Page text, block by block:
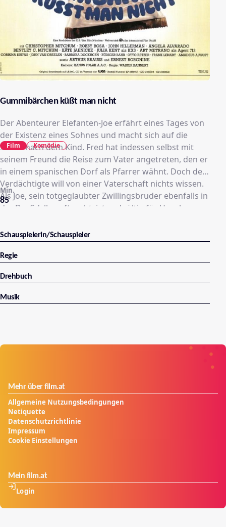
Gummibärchen küßt man nicht
Der Abenteurer Elefanten-Joe erfährt eines Tages von
der Existenz eines Sohnes und macht sich auf die
Suche nach dem Kind. Fred hat indessen selbst mit
seinem Freund die Reise zum Vater angetreten, den er
in einem spanischen Dorf als Pfarrer wähnt. Doch der
Verdächtigte will von einer Vaterschaft nichts wissen.
Als Joe, sein totgeglaubter Zwillingsbruder ebenfalls in
der Dorfidylle auftaucht, ist endgültig für Unruhe
Dokumentenschmuggler an, die ihn gründlich aufs
Glatteis führen. Schließlich findet der Sohn den Vater
und die folgenschwere Verwechslung klärt sich auf.
85
Min.
Film Komödie
Schauspielerin/Schauspieler
Regie
Drehbuch
Musik
Mehr über film.at
Allgemeine Nutzungsbedingungen
Netiquette
Datenschutzrichtlinie
Impressum
Cookie Einstellungen
Mein film.at
Login